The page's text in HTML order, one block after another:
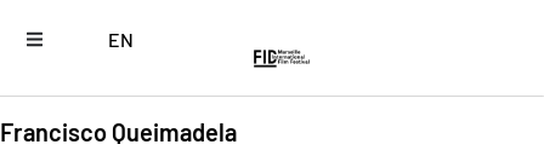
EN
Francisco Queimadela